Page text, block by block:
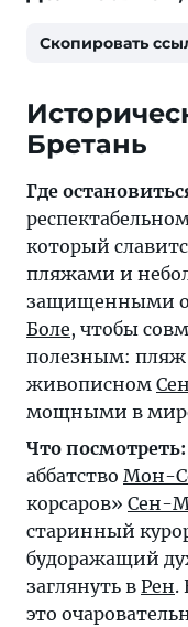
Скопировать
Бретань
Где
который
пляжами и
защищенными
Боле, чтобы
полезным: пляж
живописном
мощными в
Что посмотреть:
аббатство Мон-
корсаров» Сен-
старинный
будоражащий
заглянуть в Рен.
это